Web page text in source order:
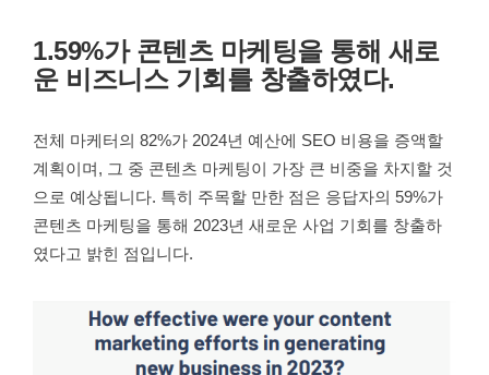
1.59%가 콘텐츠 마케팅을 통해 새로
운 비즈니스 기회를 창출하였다.
전체 마케터의 82%가 2024년 예산에 SEO 비용을 증액할
계획이며, 그 중 콘텐츠 마케팅이 가장 큰 비중을 차지할 것
으로 예상됩니다. 특히 주목할 만한 점은 응답자의 59%가
콘텐츠 마케팅을 통해 2023년 새로운 사업 기회를 창출하
였다고 밝힌 점입니다.